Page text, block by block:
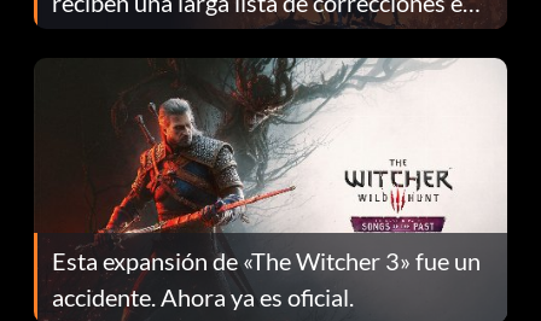
el parche 1.0.4
Esta expansión de «The Witcher 3» fue un
accidente. Ahora ya es oficial.